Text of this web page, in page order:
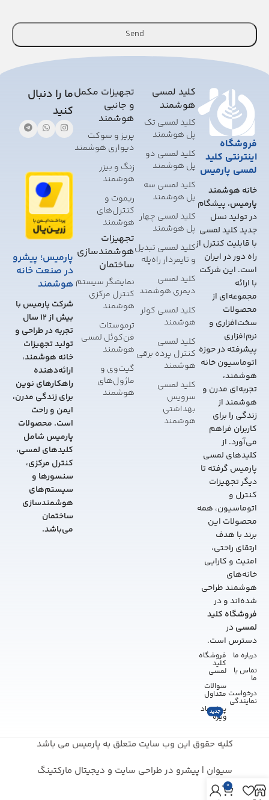
Send
This
should
be
left
blank
فروشگاه
اینترنتی کلید
لمسی پارمیس
خانه هوشمند
پارمیس، پیشگام
در تولید نسل
جدید کلید لمسی
با قابلیت کنترل از
راه دور در ایران
است. این شرکت
با ارائه
مجموعه‌ای از
محصولات
سخت‌افزاری و
نرم‌افزاری
پیشرفته در حوزه
اتوماسیون خانه
هوشمند،
تجربه‌ای مدرن و
هوشمند از
زندگی را برای
کاربران فراهم
می‌آورد. از
کلیدهای لمسی
پارمیس گرفته تا
دیگر تجهیزات
کنترل و
اتوماسیون، همه
محصولات این
برند با هدف
ارتقای راحتی،
امنیت و کارایی
خانه‌های
هوشمند طراحی
شده‌اند و در
فروشگاه کلید
لمسیدر
دسترس است.
درباره ما
تماس با
ما
درخواست
نمایندگی
فروشگاه
کلید
لمسی
سوالات
متداول
پیشنهاد
ویژه
جدید
کلید لمسی
هوشمند
کلید لمسی تک
پل هوشمند
کلید لمسی دو
پل هوشمند
کلید لمسی سه
پل هوشمند
کلید لمسی چهار
پل هوشمند
کلید لمسی تبدیل
و تایمر‌دار راه‌پله
کلید لمسی
دیمری هوشمند
کلید لمسی کولر
هوشمند
کلید لمسی
کنترل پرده برقی
هوشمند
کلید لمسی
سرویس
بهداشتی
هوشمند
تجهیزات مکمل
و جانبی
هوشمند
پریز و سوکت
دیواری هوشمند
زنگ و بیزر
هوشمند
ریموت و
کنترل‌های
هوشمند
تجهیزات
هوشمندسازی
ساختمان
نمایشگر سیستم
کنترل مرکزی
هوشمند
ترموستات
فن‌کوئل لمسی
هوشمند
گیت‌وی و
ماژول‌های
هوشمند
ما را دنبال
کنید
پارمیس؛ پیشرو
در صنعت خانه
هوشمند
شرکت پارمیس با
بیش از 12 سال
تجربه در طراحی و
تولید تجهیزات
خانه هوشمند،
ارائه‌دهنده
راهکارهای نوین
برای زندگی مدرن،
ایمن و راحت
است. محصولات
پارمیس شامل
کلیدهای لمسی،
کنترل مرکزی،
سنسورها و
سیستم‌های
هوشمندسازی
ساختمان
می‌باشد.
کلیه حقوق این وب سایت متعلق به پارمیس می باشد
سیوان | پیشرو در طراحی سایت و دیجیتال مارکتینگ
0